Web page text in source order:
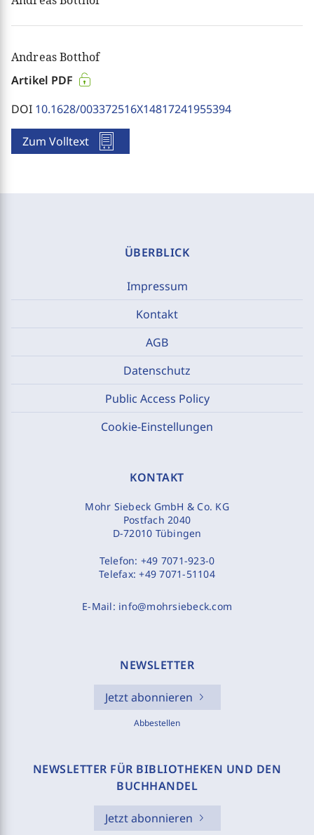
Andreas Botthof
Artikel PDF
DOI 10.1628/003372516X14817241955394
Zum Volltext
ÜBERBLICK
Impressum
Kontakt
AGB
Datenschutz
Public Access Policy
Cookie-Einstellungen
KONTAKT
Mohr Siebeck GmbH & Co. KG
Postfach 2040
D-72010 Tübingen
Telefon: +49 7071-923-0
Telefax:+49 7071-51104
E-Mail: info@mohrsiebeck.com
NEWSLETTER
Jetzt abonnieren
Abbestellen
NEWSLETTER FÜR BIBLIOTHEKEN UND DEN
BUCHHANDEL
Jetzt abonnieren